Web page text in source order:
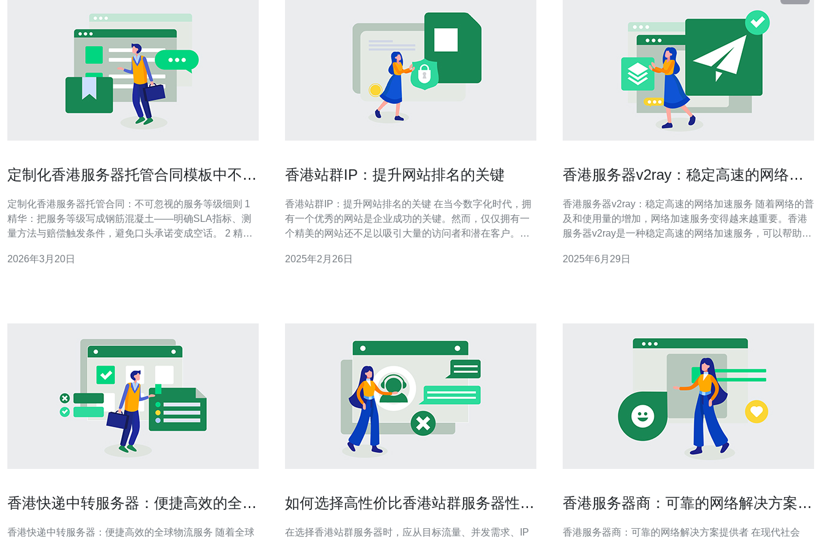
定制化香港服务器托管合同模板中不可
定制化香港服务器托管合同：不可忽视的服务等级细则 1
精华：把服务等级写成钢筋混凝土——明确SLA指标、测
量方法与赔偿触发条件，避免口头承诺变成空话。 2 精
恢复与应急演练周期，确保在香港法律框架下可审计可追
2026年3月20日
香港站群IP：提升网站排名的关键
香港站群IP：提升网站排名的关键 在当今数字化时代，拥
有一个优秀的网站是企业成功的关键。然而，仅仅拥有一
个精美的网站还不足以吸引大量的访问者和潜在客户。为
用香港站群IP是一个关键的策略。 香港站群IP是一种常用
2025年2月26日
香港服务器v2ray：稳定高速的网络加
香港服务器v2ray：稳定高速的网络加速服务 随着网络的普
及和使用量的增加，网络加速服务变得越来越重要。香港
服务器v2ray是一种稳定高速的网络加速服务，可以帮助用
技术的网络加速工具，通过优化网络连接，提高网络传输
2025年6月29日
香港快递中转服务器：便捷高效的全球
香港快递中转服务器：便捷高效的全球物流服务 随着全球
如何选择高性价比香港站群服务器性价
在选择香港站群服务器时，应从目标流量、并发需求、IP
香港服务器商：可靠的网络解决方案提
香港服务器商：可靠的网络解决方案提供者 在现代社会